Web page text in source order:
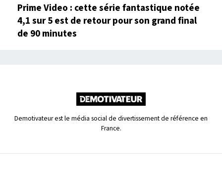
Prime Video : cette série fantastique notée
4,1 sur 5 est de retour pour son grand final
de 90 minutes
Demotivateur est le média social de divertissement de référence en
France.